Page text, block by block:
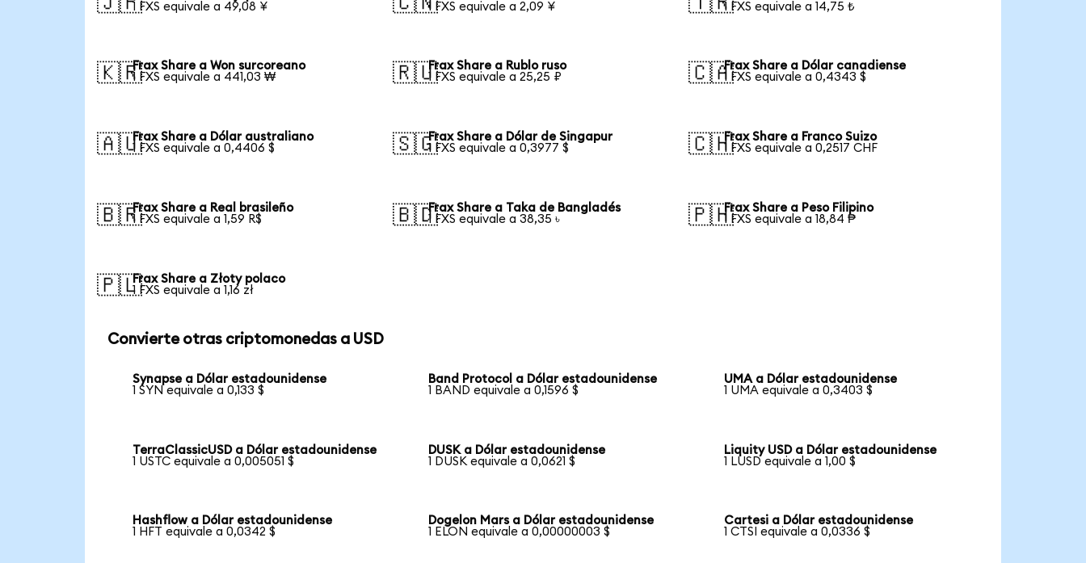
1 FXS equivale a 49,08 ¥
1 FXS equivale a 2,09 ¥
1 FXS equivale a 14,75 ₺
🇰🇷Frax Share a Won surcoreano
1 FXS equivale a 441,03 ₩
🇷🇺Frax Share a Rublo ruso
1 FXS equivale a 25,25 ₽
🇨🇦Frax Share a Dólar canadiense
1 FXS equivale a 0,4343 $
🇦🇺Frax Share a Dólar australiano
1 FXS equivale a 0,4406 $
🇸🇬Frax Share a Dólar de Singapur
1 FXS equivale a 0,3977 $
🇨🇭Frax Share a Franco Suizo
1 FXS equivale a 0,2517 CHF
🇧🇷Frax Share a Real brasileño
1 FXS equivale a 1,59 R$
🇧🇩Frax Share a Taka de Bangladés
1 FXS equivale a 38,35 ৳
🇵🇭Frax Share a Peso Filipino
1 FXS equivale a 18,84 ₱
🇵🇱Frax Share a Złoty polaco
1 FXS equivale a 1,16 zł
Convierte otras criptomonedas a USD
Synapse a Dólar estadounidense
1 SYN equivale a 0,133 $
Band Protocol a Dólar estadounidense
1 BAND equivale a 0,1596 $
UMA a Dólar estadounidense
1 UMA equivale a 0,3403 $
TerraClassicUSD a Dólar estadounidense
1 USTC equivale a 0,005051 $
DUSK a Dólar estadounidense
1 DUSK equivale a 0,0621 $
Liquity USD a Dólar estadounidense
1 LUSD equivale a 1,00 $
Hashflow a Dólar estadounidense
1 HFT equivale a 0,0342 $
Dogelon Mars a Dólar estadounidense
1 ELON equivale a 0,00000003 $
Cartesi a Dólar estadounidense
1 CTSI equivale a 0,0336 $